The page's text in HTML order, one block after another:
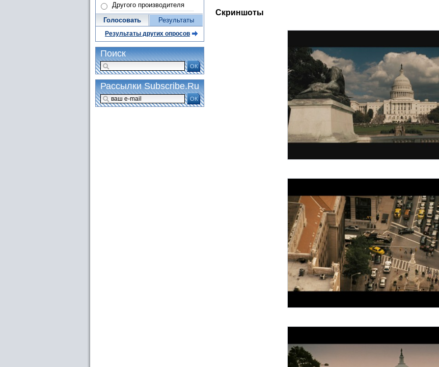
Скриншоты
Другого производителя
Голосовать Результаты
Результаты других опросов
Поиск
ОК
Рассылки Subscribe.Ru
ОК